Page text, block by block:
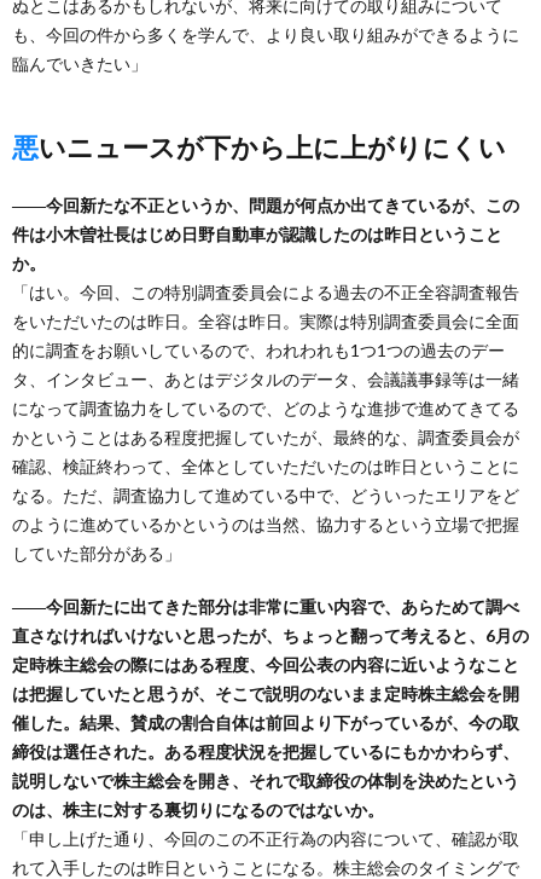
ぬとこはあるかもしれないが、将来に向けての取り組みについて
も、今回の件から多くを学んで、より良い取り組みができるように
臨んでいきたい」
悪いニュースが下から上に上がりにくい
――今回新たな不正というか、問題が何点か出てきているが、この
件は小木曽社長はじめ日野自動車が認識したのは昨日ということ
か。
「はい。今回、この特別調査委員会による過去の不正全容調査報告
をいただいたのは昨日。全容は昨日。実際は特別調査委員会に全面
的に調査をお願いしているので、われわれも1つ1つの過去のデー
タ、インタビュー、あとはデジタルのデータ、会議議事録等は一緒
になって調査協力をしているので、どのような進捗で進めてきてる
かということはある程度把握していたが、最終的な、調査委員会が
確認、検証終わって、全体としていただいたのは昨日ということに
なる。ただ、調査協力して進めている中で、どういったエリアをど
のように進めているかというのは当然、協力するという立場で把握
していた部分がある」
――今回新たに出てきた部分は非常に重い内容で、あらためて調べ
直さなければいけないと思ったが、ちょっと翻って考えると、6月の
定時株主総会の際にはある程度、今回公表の内容に近いようなこと
は把握していたと思うが、そこで説明のないまま定時株主総会を開
催した。結果、賛成の割合自体は前回より下がっているが、今の取
締役は選任された。ある程度状況を把握しているにもかかわらず、
説明しないで株主総会を開き、それで取締役の体制を決めたという
のは、株主に対する裏切りになるのではないか。
「申し上げた通り、今回のこの不正行為の内容について、確認が取
れて入手したのは昨日ということになる。株主総会のタイミングで